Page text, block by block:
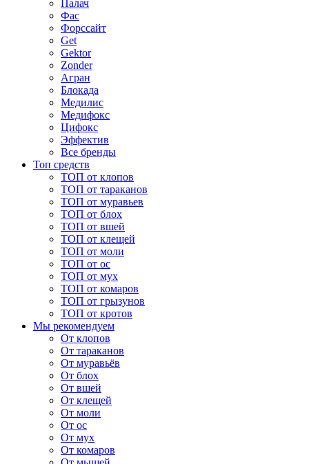
Палач
Фас
Форcсайт
Get
Gektor
Zonder
Агран
Блокада
Медилис
Медифокс
Цифокс
Эффектив
Все бренды
Топ средств
ТОП от клопов
ТОП от тараканов
ТОП от муравьев
ТОП от блох
ТОП от вшей
ТОП от клещей
ТОП от моли
ТОП от ос
ТОП от мух
ТОП от комаров
ТОП от грызунов
ТОП от кротов
Мы рекомендуем
От клопов
От тараканов
От муравьёв
От блох
От вшей
От клещей
От моли
От ос
От мух
От комаров